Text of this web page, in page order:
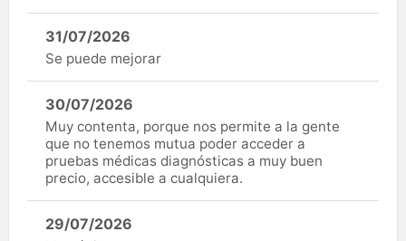
31/07/2026
Se puede mejorar
30/07/2026
Muy contenta, porque nos permite a la gente
que no tenemos mutua poder acceder a
pruebas médicas diagnósticas a muy buen
precio, accesible a cualquiera.
29/07/2026